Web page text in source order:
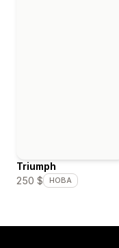
Triumph
250 $
НОВА